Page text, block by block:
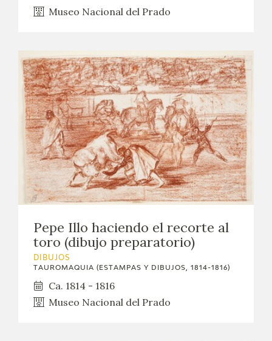
Museo Nacional del Prado
Pepe Illo haciendo el recorte al
toro (dibujo preparatorio)
DIBUJOS
TAUROMAQUIA (ESTAMPAS Y DIBUJOS, 1814-1816)
Ca. 1814 - 1816
Museo Nacional del Prado